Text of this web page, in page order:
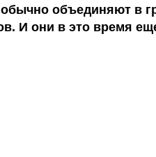
объединяют в
И они в это время